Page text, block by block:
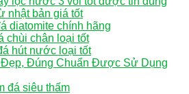
nhật bản giá tốt
diatomite chính hãng
chùi chân loại tốt
hút nước loại tốt
Đẹp, Đúng Chuẩn Được Sử Dụng
đá siêu thấm